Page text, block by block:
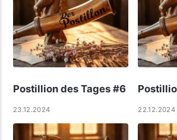
Postillion des Tages #6
23.12.2024 22.12.2024